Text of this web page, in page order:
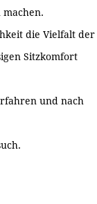
machen.
die Vielfalt der
Sitzkomfort
und nach